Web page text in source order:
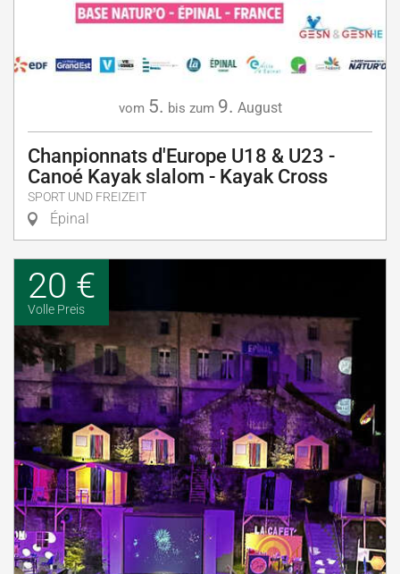
vom 5. bis zum 9. August
Chanpionnats d'Europe U18 & U23 -
Canoé Kayak slalom - Kayak Cross
SPORT UND FREIZEIT
Épinal
20 €
Volle Preis